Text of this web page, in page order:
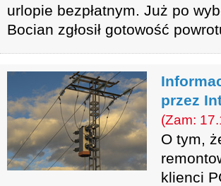
urlopie bezpłatnym. Już po
Bocian zgłosił gotowość
przez
(Zam:
O tym,
klienci